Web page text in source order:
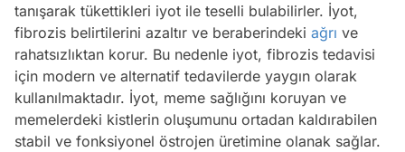
tanışarak tükettikleri iyot ile teselli bulabilirler. İyot,
fibrozis belirtilerini azaltır ve beraberindeki ağrı ve
rahatsızlıktan korur. Bu nedenle iyot, fibrozis tedavisi
için modern ve alternatif tedavilerde yaygın olarak
kullanılmaktadır. İyot, meme sağlığını koruyan ve
memelerdeki kistlerin oluşumunu ortadan kaldırabilen
stabil ve fonksiyonel östrojen üretimine olanak sağlar.